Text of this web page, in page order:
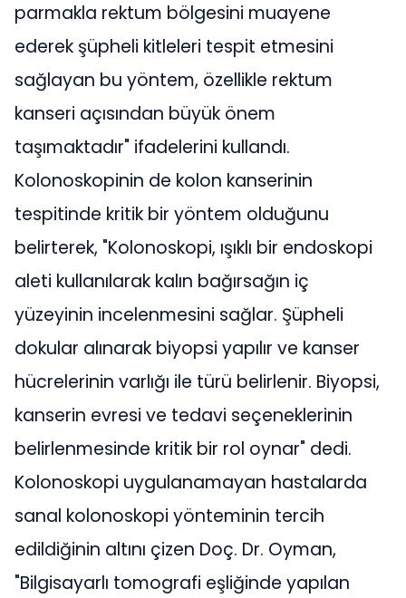
parmakla rektum bölgesini muayene
ederek şüpheli kitleleri tespit etmesini
sağlayan bu yöntem, özellikle rektum
kanseri açısından büyük önem
taşımaktadır" ifadelerini kullandı.
Kolonoskopinin de kolon kanserinin
tespitinde kritik bir yöntem olduğunu
belirterek, "Kolonoskopi, ışıklı bir endoskopi
aleti kullanılarak kalın bağırsağın iç
yüzeyinin incelenmesini sağlar. Şüpheli
dokular alınarak biyopsi yapılır ve kanser
hücrelerinin varlığı ile türü belirlenir. Biyopsi,
kanserin evresi ve tedavi seçeneklerinin
belirlenmesinde kritik bir rol oynar" dedi.
Kolonoskopi uygulanamayan hastalarda
sanal kolonoskopi yönteminin tercih
edildiğinin altını çizen Doç. Dr. Oyman,
"Bilgisayarlı tomografi eşliğinde yapılan